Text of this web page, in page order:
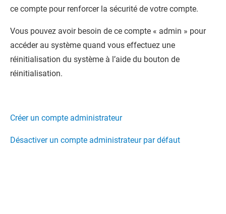
ce compte pour renforcer la sécurité de votre compte.
Vous pouvez avoir besoin de ce compte « admin » pour
accéder au système quand vous effectuez une
réinitialisation du système à l’aide du bouton de
réinitialisation.
Créer un compte administrateur
Désactiver un compte administrateur par défaut